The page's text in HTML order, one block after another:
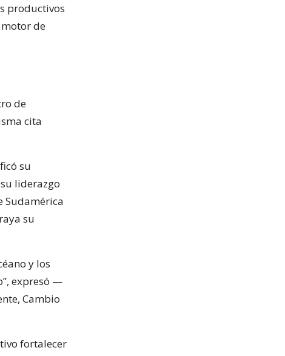
productivos
motor de
de
cita
su
liderazgo
Sudamérica
su
y los
expresó —
Cambio
fortalecer